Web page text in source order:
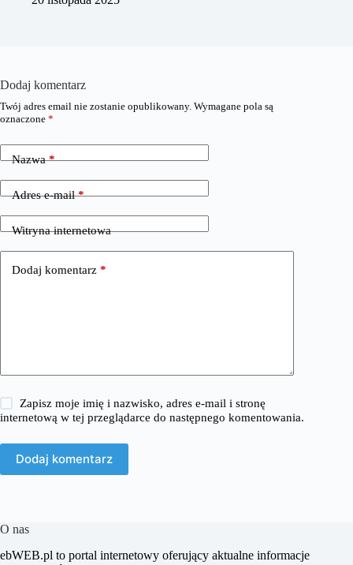
Dodaj komentarz
Twój adres email nie zostanie opublikowany. Wymagane pola są
oznaczone *
Nazwa*
Adres e-mail*
Witryna internetowa
Dodaj komentarz *
Zapisz moje imię i nazwisko, adres e-mail i stronę
internetową w tej przeglądarce do następnego komentowania.
Dodaj komentarz
O nas
​ebWEB.pl to portal internetowy oferujący aktualne informacje